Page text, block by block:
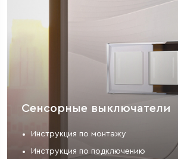
Сенсорные выключатели
Инструкция по монтажу
Инструкция по подключению